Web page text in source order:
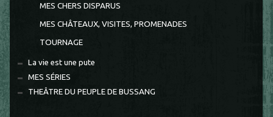
MES CHERS DISPARUS
MES CHÂTEAUX, VISITES, PROMENADES
TOURNAGE
La vie est une pute
MES SÉRIES
THEÂTRE DU PEUPLE DE BUSSANG